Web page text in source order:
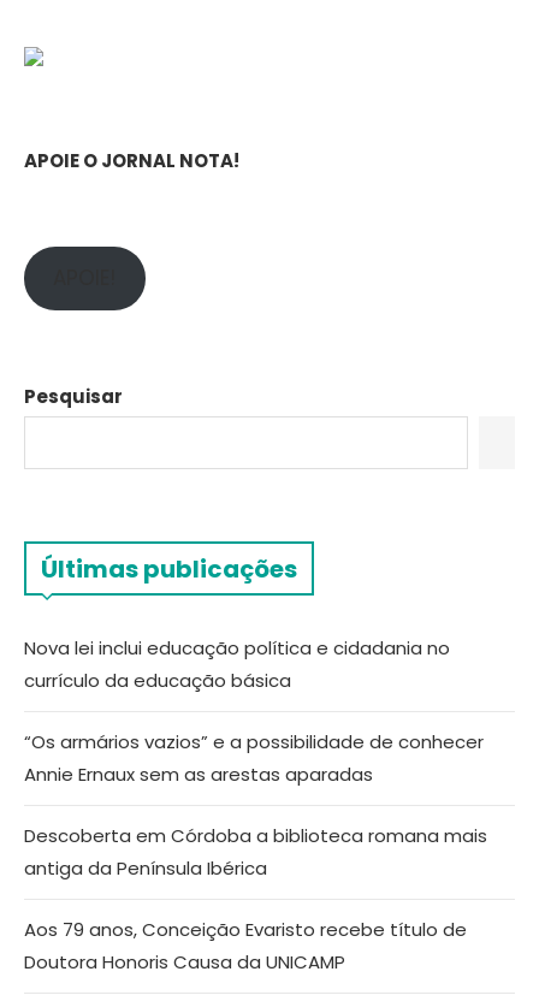
APOIE O JORNAL NOTA!
Pesquisar
Últimas publicações
Nova lei inclui educação política e cidadania no
currículo da educação básica
“Os armários vazios” e a possibilidade de conhecer
Annie Ernaux sem as arestas aparadas
Descoberta em Córdoba a biblioteca romana mais
antiga da Península Ibérica
Aos 79 anos, Conceição Evaristo recebe título de
Doutora Honoris Causa da UNICAMP